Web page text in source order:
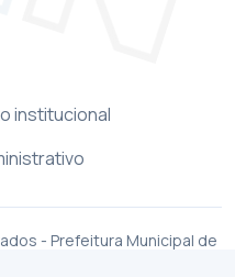
institucional
- Prefeitura Municipal de